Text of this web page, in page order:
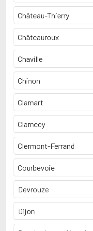
Château-Thierry
Châteauroux
Chaville
Chinon
Clamart
Clamecy
Clermont-Ferrand
Courbevoie
Devrouze
Dijon